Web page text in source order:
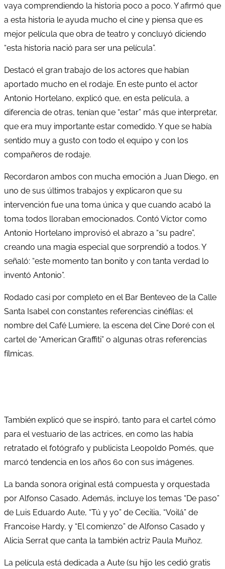
vaya comprendiendo la historia poco a poco. Y afirmó que
a esta historia le ayuda mucho el cine y piensa que es
mejor película que obra de teatro y concluyó diciendo
“esta historia nació para ser una película”.
Destacó el gran trabajo de los actores que habían
aportado mucho en el rodaje. En este punto el actor
Antonio Hortelano, explicó que, en esta película, a
diferencia de otras, tenían que “estar” más que interpretar,
que era muy importante estar comedido. Y que se había
sentido muy a gusto con todo el equipo y con los
compañeros de rodaje.
Recordaron ambos con mucha emoción a Juan Diego, en
uno de sus últimos trabajos y explicaron que su
intervención fue una toma única y que cuando acabó la
toma todos lloraban emocionados. Contó Víctor como
Antonio Hortelano improvisó el abrazo a “su padre”,
creando una magia especial que sorprendió a todos. Y
señaló: “este momento tan bonito y con tanta verdad lo
inventó Antonio”.
Rodado casi por completo en el Bar Benteveo de la Calle
Santa Isabel con constantes referencias cinéfilas: el
nombre del Café Lumiere, la escena del Cine Doré con el
cartel de “American Graffiti” o algunas otras referencias
fílmicas.
También explicó que se inspiró, tanto para el cartel cómo
para el vestuario de las actrices, en como las había
retratado el fotógrafo y publicista Leopoldo Pomés, que
marcó tendencia en los años 60 con sus imágenes.
La banda sonora original está compuesta y orquestada
por Alfonso Casado. Además, incluye los temas “De paso”
de Luis Eduardo Aute, “Tú y yo” de Cecilia, “Voilá” de
Francoise Hardy, y “El comienzo” de Alfonso Casado y
Alicia Serrat que canta la también actriz Paula Muñoz.
La película está dedicada a Aute (su hijo les cedió gratis